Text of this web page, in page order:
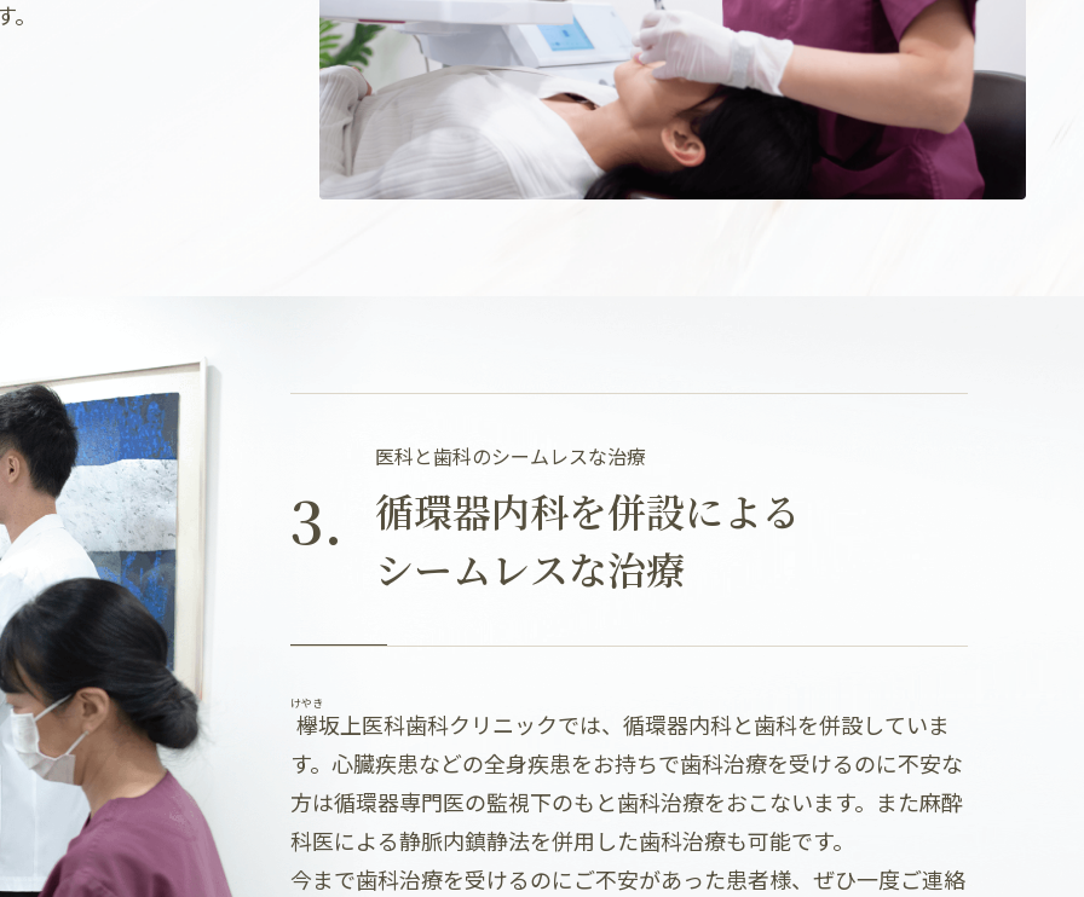
3.
医科と歯科のシームレスな治療
循環器内科を併設による
シームレスな治療
欅
けやき
坂上医科歯科クリニックでは、循環器内科と歯科を併設していま
す。心臓疾患などの全身疾患をお持ちで歯科治療を受けるのに不安な
方は循環器専門医の監視下のもと歯科治療をおこないます。また麻酔
科医による静脈内鎮静法を併用した歯科治療も可能です。
今まで歯科治療を受けるのにご不安があった患者様、ぜひ一度ご連絡